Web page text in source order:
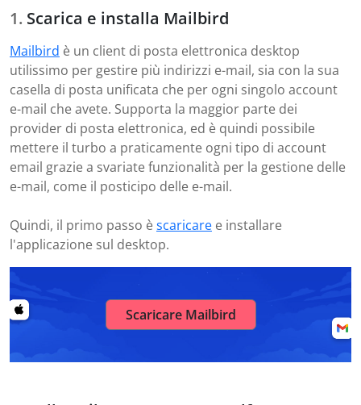
Scarica e installa Mailbird
Mailbird è un client di posta elettronica desktop
utilissimo per gestire più indirizzi e-mail, sia con la sua
casella di posta unificata che per ogni singolo account
e-mail che avete. Supporta la maggior parte dei
provider di posta elettronica, ed è quindi possibile
mettere il turbo a praticamente ogni tipo di account
email grazie a svariate funzionalità per la gestione delle
e-mail, come il posticipo delle e-mail.
Quindi, il primo passo èscaricare e installare
l'applicazione sul desktop.
Scaricare Mailbird